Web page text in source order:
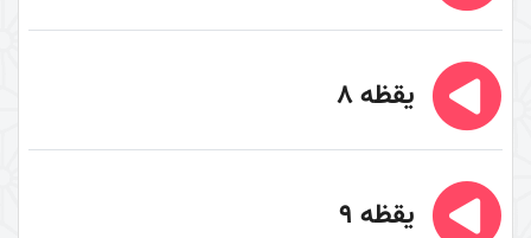
تفسیر آیۀ «والعصر»
تفسیر سورۀ فجر
یقظه 8
یقظه 9